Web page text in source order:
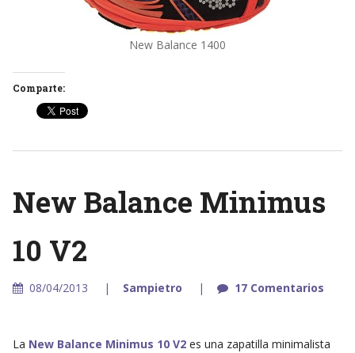
New Balance 1400
Comparte:
New Balance Minimus
10 V2
08/04/2013 Sampietro 17 Comentarios
La New Balance Minimus 10 V2es una zapatilla minimalista